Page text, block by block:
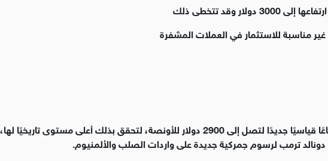
وقد تتخطى ذلك
مناسبة للاستثمار في العملات المشفرة
سجلت أسعار الذهب أمس ارتفاعًا قياسيًا جديدًا لتصل إلى 2900 دولار للأونصة، لتحقق بذلك أعلى مستوى تاريخيًا لها،
ترمب لرسوم جمركية جديدة على واردات الصلب والألمنيوم.